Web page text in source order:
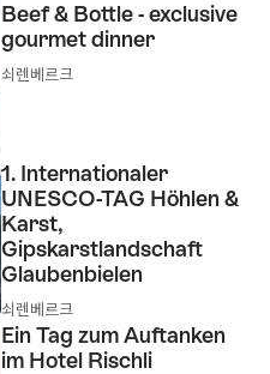
Beef & Bottle - exclusive
gourmet dinner
쇠렌베르크
1. Internationaler
UNESCO-TAG Höhlen &
Karst,
Gipskarstlandschaft
Glaubenbielen
쇠렌베르크
Ein Tag zum Auftanken
im Hotel Rischli